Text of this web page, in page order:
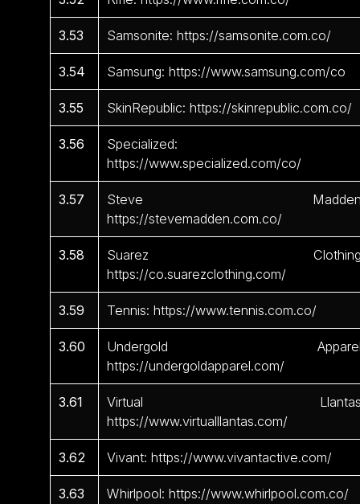
3.53 Samsonite: https://samsonite.com.co/
3.54 Samsung: https://www.samsung.com/co
3.55 SkinRepublic: https://skinrepublic.com.co/
3.56
Specialized:
https://www.specialized.com/co/
3.57
Steve
https://stevemadden.com.co/
3.58
Suarez
https://co.suarezclothing.com/
3.59 Tennis: https://www.tennis.com.co/
3.60
Undergold
https://undergoldapparel.com/
3.61
Virtual
https://www.virtualllantas.com/
3.62 Vivant: https://www.vivantactive.com/
3.63 Whirlpool: https://www.whirlpool.com.co/